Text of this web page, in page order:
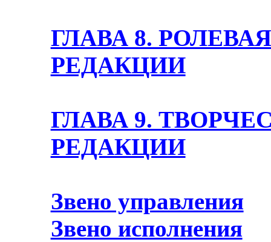
ГЛАВА 8.
РЕДАКЦИИ
ГЛАВА 9.
РЕДАКЦИИ
Звено управления
Звено исполнения